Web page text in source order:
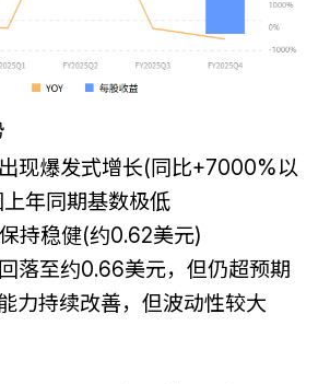
现爆发式增长(同比+7000%以
年同期基数极低
持稳健(约0.62美元)
落至约0.66美元，但仍超预期
力持续改善，但波动性较大